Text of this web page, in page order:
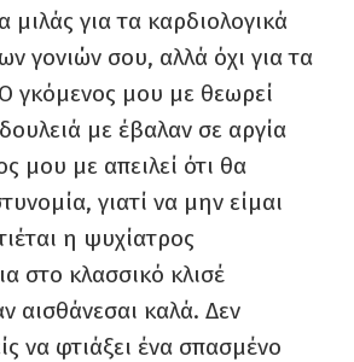
μιλάς για τα καρδιολογικά
γονιών σου, αλλά όχι για τα
γκόμενος μου με θεωρεί
με έβαλαν σε αργία
μου με απειλεί ότι θα
γιατί να μην είμαι
η ψυχίατρος
στο κλασσικό κλισέ
αισθάνεσαι καλά. Δεν
να φτιάξει ένα σπασμένο